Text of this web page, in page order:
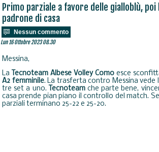
Primo parziale a favore delle gialloblù,
padrone di casa
Nessun commento
Lun 16 Ottobre 2023 08.30
Messina,
La Tecnoteam Albese Volley Como esce
A2 femminile. La trasferta contro Messina vede
tre set a uno. Tecnoteamche parte bene,
casa prende pian piano il controllo del match.
parziali terminano 25-22 e 25-20.